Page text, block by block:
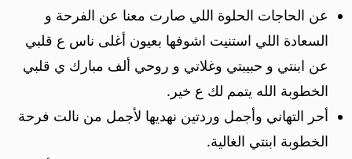
عن الحاجات الحلوة اللي صارت معنا عن الفرحة و
السعادة اللي استنيت اشوفها بعيون أغلى ناس ع قلبي
عن ابنتي و حبيبتي وغلاتي و روحي ألف مبارك ي قلبي
الخطوبة الله يتمم لك ع خير.
أحر التهاني وأجمل وردتين نهديها لأجمل من نالت فرحة
الخطوبة ابنتي الغالية.